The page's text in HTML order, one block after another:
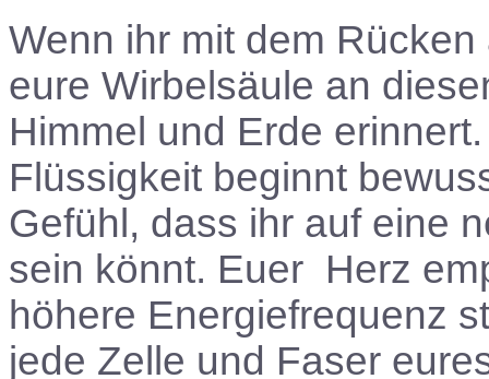
Wenn ihr mit dem
eure Wirbelsäule an
Himmel und Erde
Flüssigkeit beginnt
Gefühl, dass ihr auf eine
sein könnt. Euer Herz
höhere Energiefrequenz
jede Zelle und Faser